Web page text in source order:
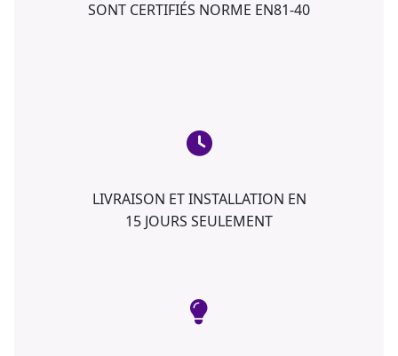
SONT CERTIFIÉS NORME EN81-40
LIVRAISON ET INSTALLATION EN
15 JOURS SEULEMENT